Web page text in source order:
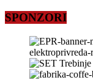
SPONZORI